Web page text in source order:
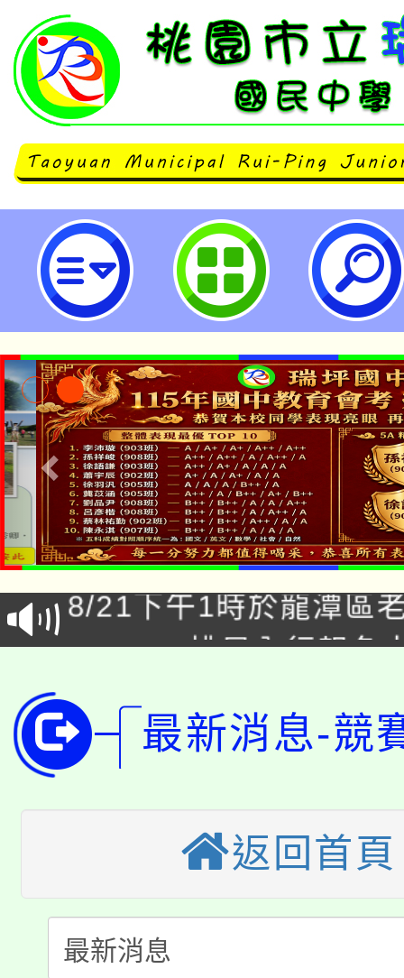
龜山苗圃綠環境生態園區辦理「到
課程-桃園市立瑞坪國民中學
「本色祭」8/29、30在
場熱烈登場!
8/21下午1時於龍潭區
徵才活動。
YOUNG桃局內行報名
開!
115年桃園市運動會8/
田徑場及游泳池舉行。
桃園市低收入戶享有免
視費優惠，中低收入戶
半價優惠，詳情可洽有
者。
大園自造教育及科技中
份教師增能研習
大溪自造教育及科技
份教師研習
淨零綠生活教案入校路
會
115年食農教育專業人
最新消息-競
返回首頁